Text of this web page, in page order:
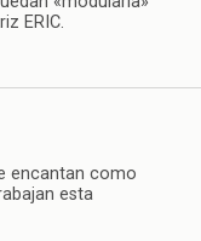
ERIC.
encantan como
esta